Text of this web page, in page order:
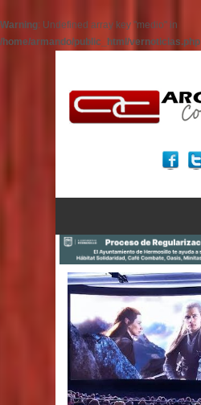
Warning: Undefined array key "medio" in
/home/armando/public_html/vernoticias.php